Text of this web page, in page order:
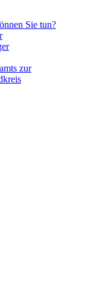
Sie tun?
zur